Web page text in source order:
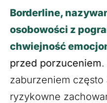
Borderline,
osobowości z
chwiejność
przed porzuceniem
zaburzeniem
ryzykowne